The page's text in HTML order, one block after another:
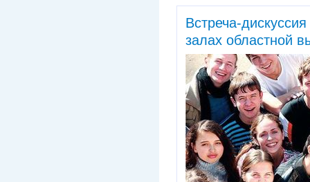
Встреча-
залах областной